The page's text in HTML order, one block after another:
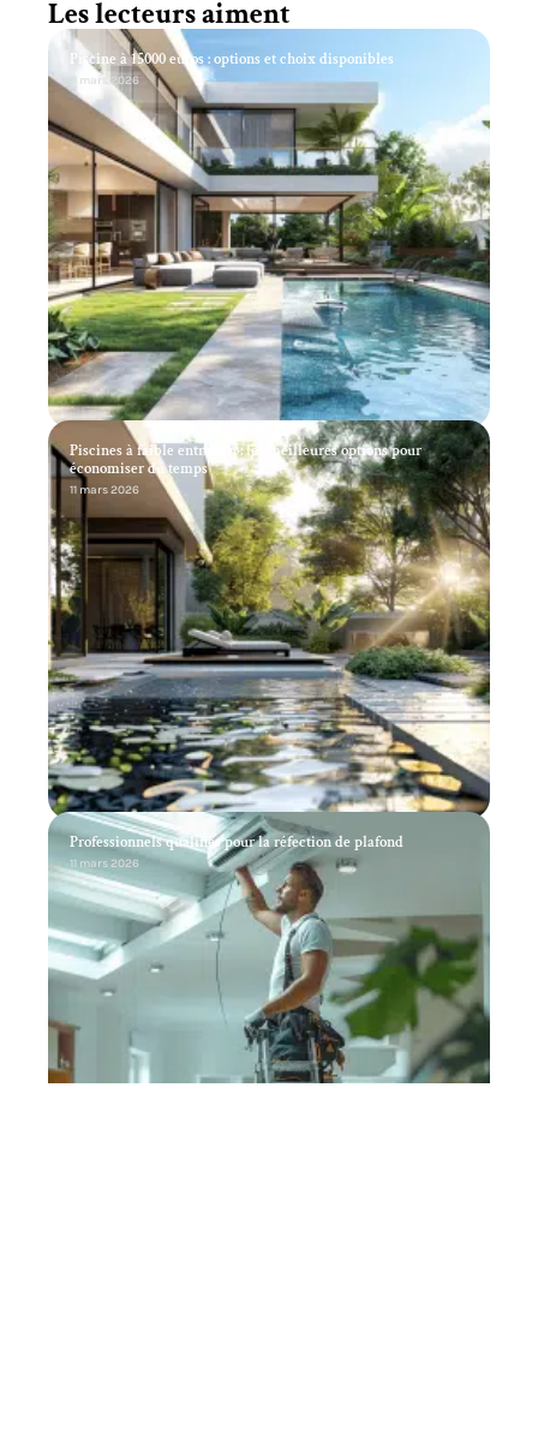
Les lecteurs aiment
Piscine à 15000 euros : options et choix disponibles
11 mars 2026
Piscines à faible entretien : les meilleures options pour
économiser du temps
11 mars 2026
Professionnels qualifiés pour la réfection de plafond
11 mars 2026